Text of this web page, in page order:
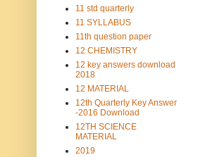
11 std quarterly
11 SYLLABUS
11th question paper
12 CHEMISTRY
12 key answers download
2018
12 MATERIAL
12th Quarterly Key Answer
-2016 Download
12TH SCIENCE
MATERIAL
2019